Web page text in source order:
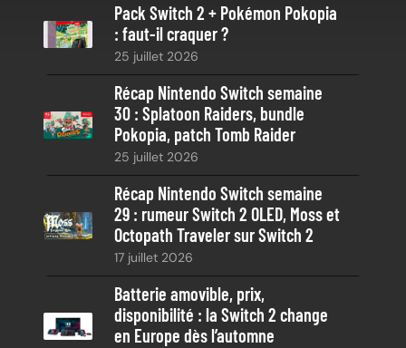
Pack Switch 2 + Pokémon Pokopia
: faut-il craquer ?
25 juillet 2026
Récap Nintendo Switch semaine
30 : Splatoon Raiders, bundle
Pokopia, patch Tomb Raider
25 juillet 2026
Récap Nintendo Switch semaine
29 : rumeur Switch 2 OLED, Moss et
Octopath Traveler sur Switch 2
17 juillet 2026
Batterie amovible, prix,
disponibilité : la Switch 2 change
en Europe dès l’automne